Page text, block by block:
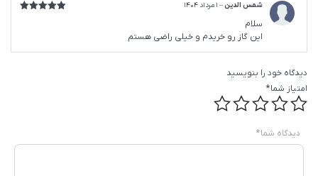
شمس الدین– 1 مرداد 1404
سلام
این گاز رو خریدم و خیلی راضی هستم
دیدگاه خود را بنویسید
امتیاز شما*
دیدگاه شما*